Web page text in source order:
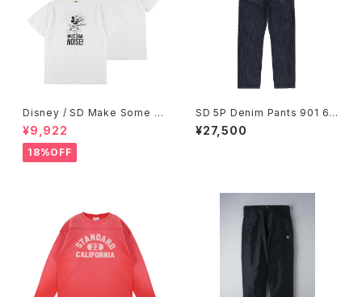
Disney / SD Make Some N
oise T
¥9,922
18%OFF
SD 5P Denim Pants 901 66
OW
¥27,500